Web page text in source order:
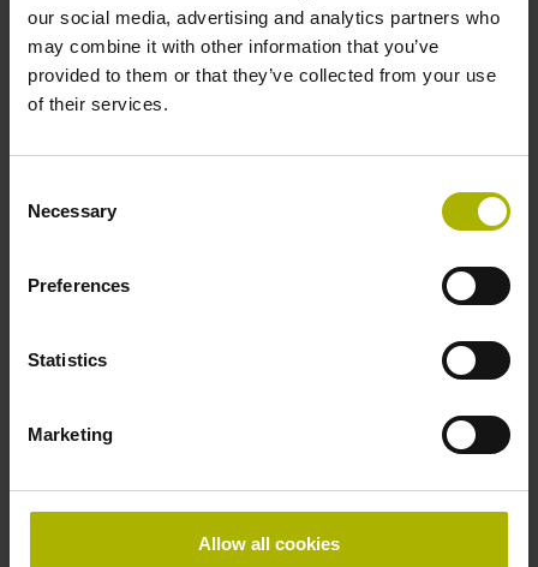
our social media, advertising and analytics partners who
may combine it with other information that you’ve
provided to them or that they’ve collected from your use
of their services.
Selection
Necessary
Preferences
Statistics
Marketing
Allow all cookies
Minimální hmotnost: Snímací hlava 5 g, kruh od 57 g
Modulární úhlové snímače řady ERP 1000 jsou proto
zvláště vhodné pro aplikace, ve kterých je důležitá
stabilita polohy za klidu.
Flexibilní integrace do aplikace zákazníka zajišťuje:
mm, 109 mm a 151 mm jako kruhové a segmentové
Jednoduchá montáž: Nepárovaný systém, velkorysé
montážní tolerance a automatické vyrovnání signálu
Různé možnosti připojení: Velký výběr verzí s kabely
a konektory
26 mm, výška 12,7 mm, hloubka 6,8 mm; montážní
výška kruhu max. 10,2 mm